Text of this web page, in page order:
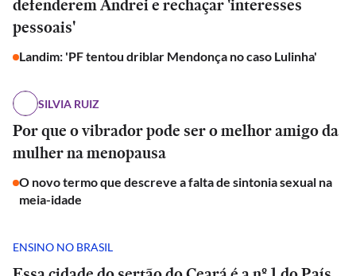
defenderem Andrei e rechaçar 'interesses
pessoais'
Landim: 'PF tentou driblar Mendonça no caso Lulinha'
SILVIA RUIZ
Por que o vibrador pode ser o melhor amigo da
mulher na menopausa
O novo termo que descreve a falta de sintonia sexual na
meia-idade
ENSINO NO BRASIL